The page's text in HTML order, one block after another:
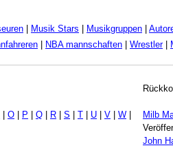
Musik Stars Musikgruppen
NBA mannschaften Wrestler|
O P Q R S T U V W
Milb
John